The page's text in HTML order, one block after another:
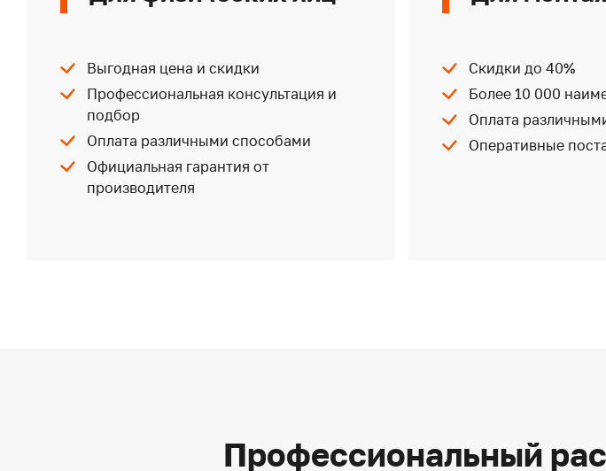
Выгодная цена и скидки
Профессиональная консультация и
подбор
Оплата различными способами
Официальная гарантия от
производителя
Скидки до 40%
Более 10 000
Оплата
Оперативные
Профессиональный